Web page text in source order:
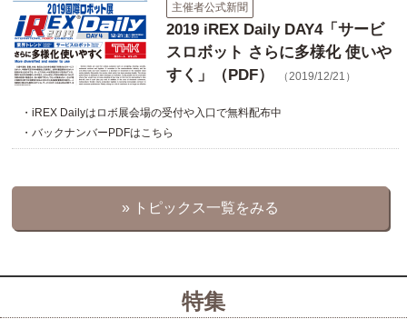
主催者公式新聞
2019 iREX Daily DAY4「サービ
スロボット さらに多様化 使いや
すく」（PDF）
（2019/12/21）
・iREX Dailyはロボ展会場の受付や入口で無料配布中
・バックナンバーPDFはこちら
» トピックス一覧をみる
特集